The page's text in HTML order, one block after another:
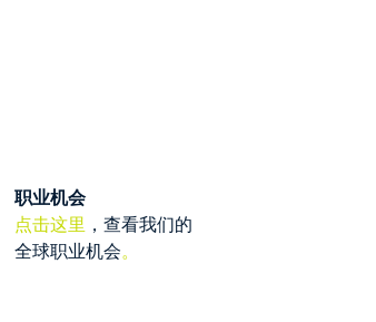
职业机会
点击这里 ，查看我们的
全球职业机会。